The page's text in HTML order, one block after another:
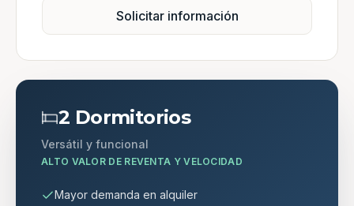
Solicitar información
2 Dormitorios
Versátil y funcional
ALTO VALOR DE REVENTA Y VELOCIDAD
Mayor demanda en alquiler